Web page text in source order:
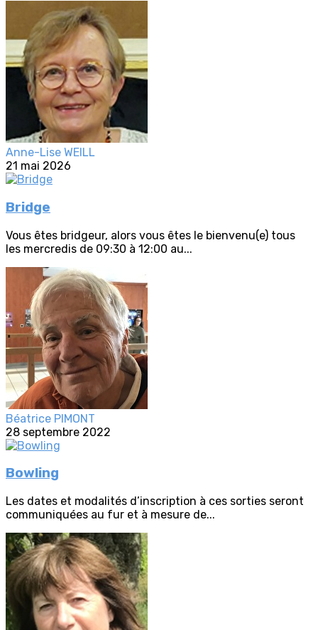
Anne-Lise WEILL
21 mai 2026
Bridge
Vous êtes bridgeur, alors vous êtes le bienvenu(e) tous
les mercredis de 09:30 à 12:00 au...
Béatrice PIMONT
28 septembre 2022
Bowling
Les dates et modalités d’inscription à ces sorties seront
communiquées au fur et à mesure de...